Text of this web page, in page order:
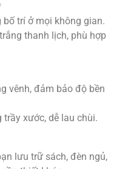
trí ở mọi không gian.
thanh lịch, phù hợp
vênh, đảm bảo độ bền
xước, dễ lau chùi.
lưu trữ sách, đèn ngủ,